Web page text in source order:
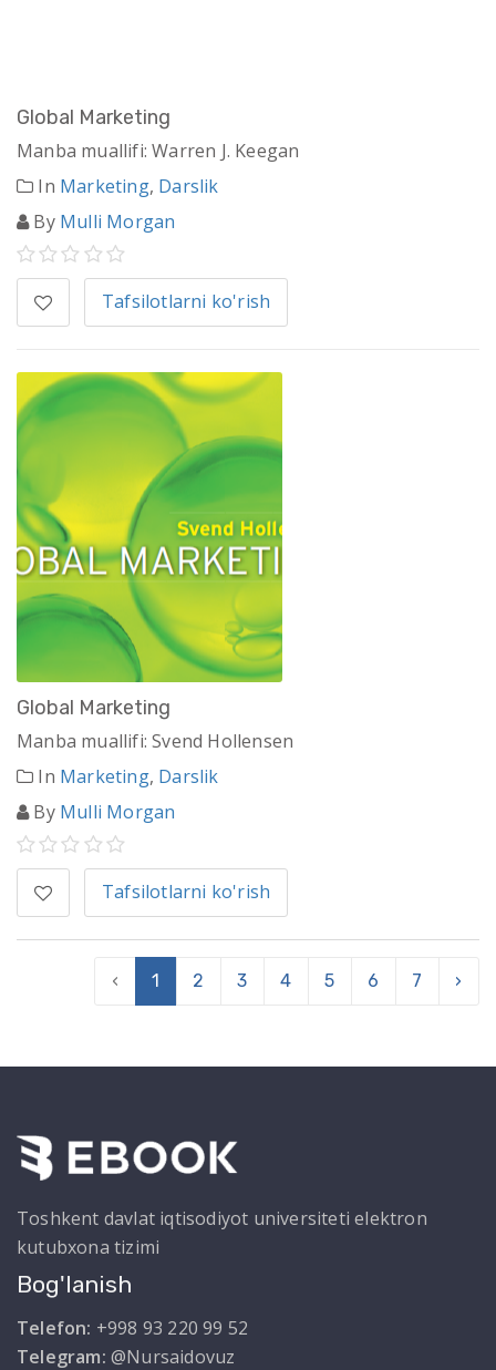
Global Marketing
Manba muallifi: Warren J. Keegan
In Marketing, Darslik
By Mulli Morgan
Tafsilotlarni ko'rish
Global Marketing
Manba muallifi: Svend Hollensen
In Marketing, Darslik
By Mulli Morgan
Tafsilotlarni ko'rish
‹ 1 2 3 4 5 6 7 ›
Toshkent davlat iqtisodiyot universiteti elektron
kutubxona tizimi
Bog'lanish
Telefon: +998 93 220 99 52
Telegram: @Nursaidovuz